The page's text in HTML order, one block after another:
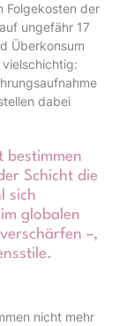
Folgekosten der
ungefähr 17
Überkonsum
dabei
bestimmen
Schicht die
sich
globalen
–,
nicht mehr